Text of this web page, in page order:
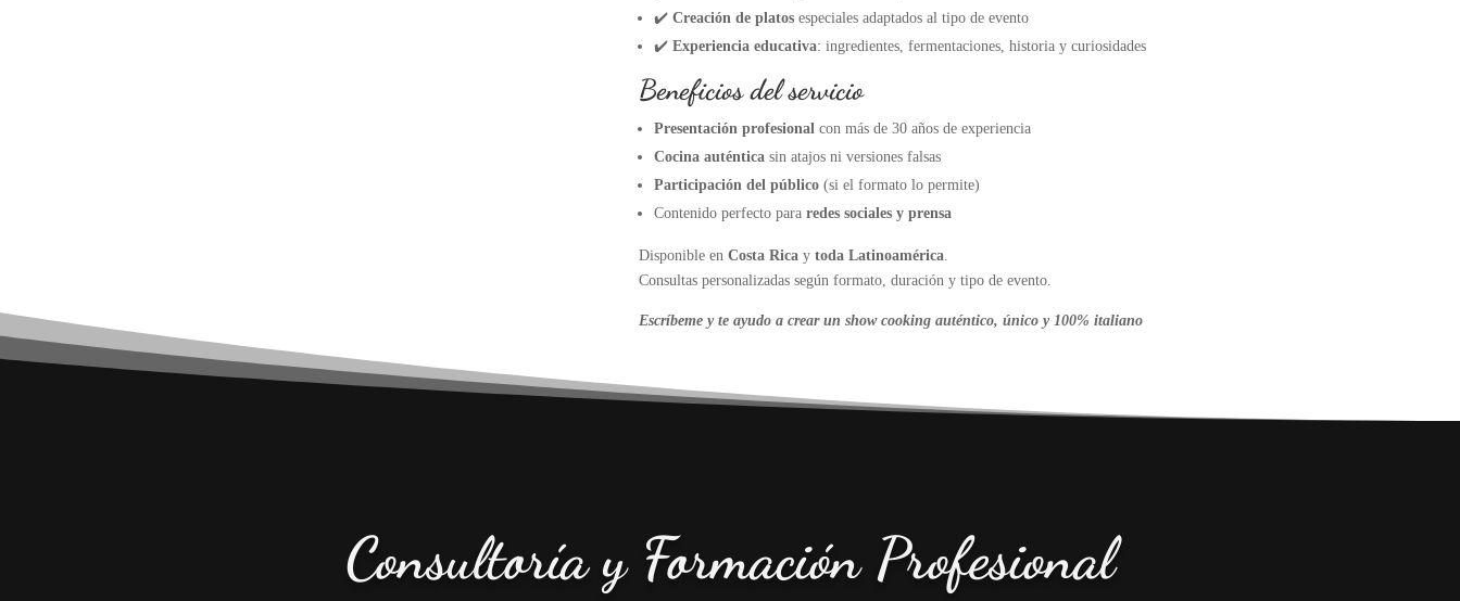
✔️Creación de platos especiales adaptados al tipo de evento
✔️Experiencia educativa: ingredientes, fermentaciones, historia y curiosidades
Beneficios del servicio
Presentación profesional con más de 30 años de experiencia
Cocina auténtica sin atajos ni versiones falsas
Participación del público (si el formato lo permite)
Contenido perfecto pararedes sociales y prensa
Disponible enCosta Rica ytoda Latinoamérica.
Consultas personalizadas según formato, duración y tipo de evento.
Escríbeme y te ayudo a crear un show cooking auténtico, único y 100% italiano
Consultoría y Formación Profesional